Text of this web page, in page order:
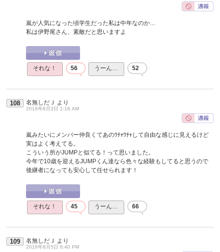
嵐が人気になった頃学生だった私は中年なのか…
私は伊野尾さん、素敵だと思いますよ
それな！ 56 うーん… 52
108 名無しだＪ より
2016年8月3日 1:18 AM
嵐みたいにメンバー仲良くてあのﾜﾁｬﾜﾁｬして自由な感じに見えるけど
実はよく考えてる。
こういう所がJUMPと似てる！って思いました。
今年で10歳を迎えるJUMPくん達なら色々な経験もしてると思うので
後継者になっても安心して任せられます！
それな！ 45 うーん… 66
109 名無しだＪ より
2016年8月5日 6:40 PM